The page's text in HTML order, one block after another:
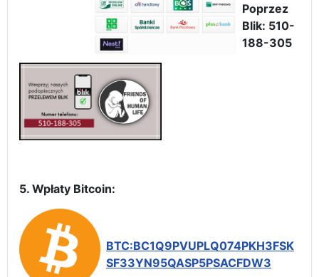
Poprzez
Blik: 510-
188-305
5. Wpłaty Bitcoin:
BTC:BC1Q9PVUPLQ074PKH3FSK
SF33YN95QASP5PSACFDW3